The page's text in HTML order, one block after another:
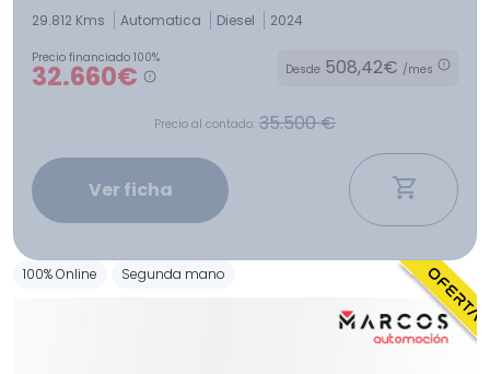
29.812 Kms
Automatica Diesel 2024
Precio financiado 100%
32.660€ Desde 508,42€ /mes
Precio al contado: 35.500 €
Ver ficha
100% Online Segunda mano